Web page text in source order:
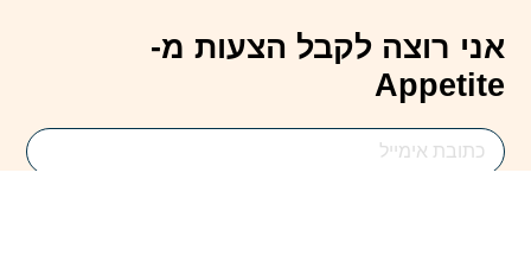
אני רוצה לקבל הצעות מ-
Appetite
Email
Address